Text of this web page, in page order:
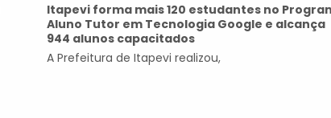
Itapevi forma mais 120 estudantes no
Aluno Tutor em Tecnologia Google e alcança
944 alunos capacitados
A Prefeitura de Itapevi realizou,